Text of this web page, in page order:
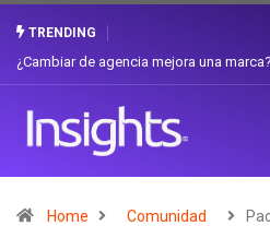
TRENDING
a
Gabriela Herrera y el arte de
Home Comunidad